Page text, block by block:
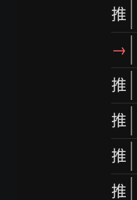
推
→
推
推
推
推